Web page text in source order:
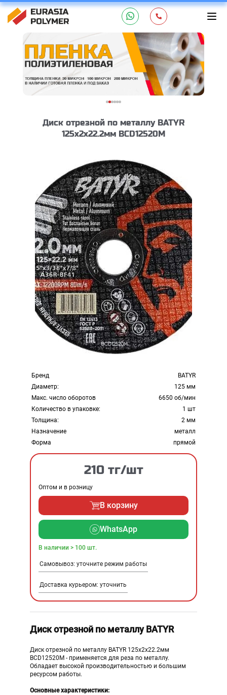
Диск отрезной по металлу BATYR
125x2x22.2мм BCD12520M
Бренд
BATYR
Диаметр:
125 мм
Макс. число оборотов
6650 об/мин
Количество в упаковке:
1 шт
Толщина:
2 мм
Назначение
металл
Форма
прямой
210 тг/шт
Оптом и в розницу
В корзину
WhatsApp
В наличии > 100 шт.
Самовывоз: уточните режим работы
Доставка курьером: уточнить
Диск отрезной по металлу BATYR
Диск отрезной по металлу BATYR 125x2x22.2мм
BCD12520M - применяется для реза по металлу.
Обладает высокой производительностью и большим
ресурсом работы.
Основные характеристики: